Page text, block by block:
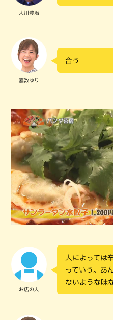
大川豊治
嘉数ゆり
合う
お店の人
人によっては
っていう。あ
ないような味